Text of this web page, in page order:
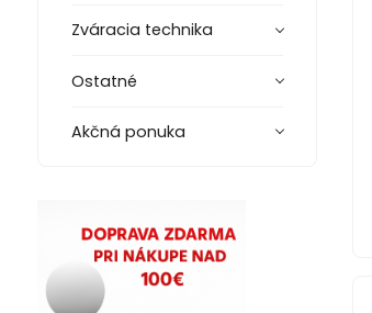
Zváracia technika
Ostatné
Akčná ponuka